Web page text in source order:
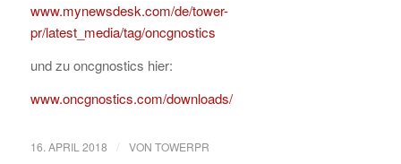
www.mynewsdesk.com/de/tower-
pr/latest_media/tag/oncgnostics
und zu oncgnostics hier:
www.oncgnostics.com/downloads/
16. APRIL 2018 / VON TOWERPR